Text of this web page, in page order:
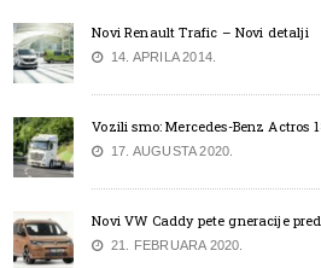
Novi Renault Trafic – Novi detalji
14. APRILA 2014.
Vozili smo: Mercedes-Benz Actros
17. AUGUSTA 2020.
Novi VW Caddy pete gneracije
21. FEBRUARA 2020.